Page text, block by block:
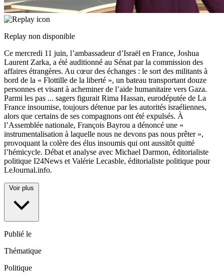
Replay non disponible
Ce mercredi 11 juin, l’ambassadeur d’Israël en France, Joshua
Laurent Zarka, a été auditionné au Sénat par la commission des
affaires étrangères. Au cœur des échanges : le sort des militants à
bord de la « Flottille de la liberté », un bateau transportant douze
personnes et visant à acheminer de l’aide humanitaire vers Gaza.
Parmi les pas ... sagers figurait Rima Hassan, eurodéputée de La
France insoumise, toujours détenue par les autorités israéliennes,
alors que certains de ses compagnons ont été expulsés. À
l’Assemblée nationale, François Bayrou a dénoncé une «
instrumentalisation à laquelle nous ne devons pas nous prêter »,
provoquant la colère des élus insoumis qui ont aussitôt quitté
l’hémicycle. Débat et analyse avec Michael Darmon, éditorialiste
politique I24News et Valérie Lecasble, éditorialiste politique pour
LeJournal.info.
Voir plus
Publié le
Thématique
Politique